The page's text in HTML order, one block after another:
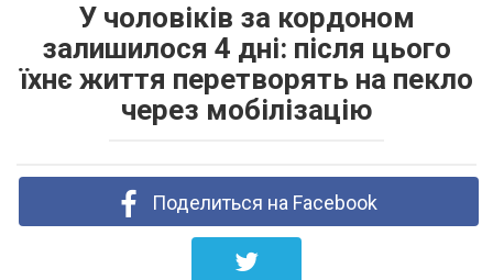
У чоловіків за кордоном
залишилося 4 дні: після цього
їхнє життя перетворять на пекло
через мобілізацію
Поделиться на Facebook